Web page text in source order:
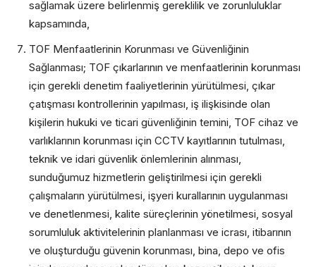
sağlamak üzere belirlenmiş gereklilik ve zorunluluklar
kapsamında,
TOF Menfaatlerinin Korunması ve Güvenliğinin
Sağlanması; TOF çıkarlarının ve menfaatlerinin korunması
için gerekli denetim faaliyetlerinin yürütülmesi, çıkar
çatışması kontrollerinin yapılması, iş ilişkisinde olan
kişilerin hukuki ve ticari güvenliğinin temini, TOF cihaz ve
varlıklarının korunması için CCTV kayıtlarının tutulması,
teknik ve idari güvenlik önlemlerinin alınması,
sunduğumuz hizmetlerin geliştirilmesi için gerekli
çalışmaların yürütülmesi, işyeri kurallarının uygulanması
ve denetlenmesi, kalite süreçlerinin yönetilmesi, sosyal
sorumluluk aktivitelerinin planlanması ve icrası, itibarının
ve oluşturduğu güvenin korunması, bina, depo ve ofis